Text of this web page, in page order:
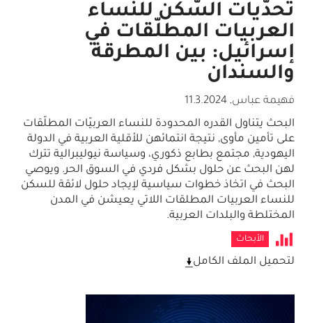
تحدّيات السّكن للنساء
العربيات المطلّقات في
إسرائيل: بين المطرقة
والسندان
فهيمة عباس,
11.3.2024
البحث يتناول القدره المحدودة للنساء العربيّات المطلّقات
على تأمين مأوى, نتيجة انتمائهن للأقلية العربية في الدولة
اليهودية, مجتمع بطابع ذكوري، وسياسة نيوليبرالية تترك
لهن البحث عن حلول بشكل فردي في السوق الحر. ويوصي
البحث في اتخاذ خطوات سياسية لإيجاد حلول لائقة للسكن
للنساء العربيات المطلقات اللاتي يعيشن في المدن
المختلطة والبلدات العربية.
الأبحاث
لتحميل الملف الكامل